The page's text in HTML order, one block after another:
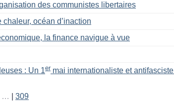
des communistes libertaires
océan d’inaction
la finance navigue à vue
: Un 1er mai internationaliste et antifasciste
… 309